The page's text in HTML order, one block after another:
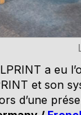
a eu
et son
d’une